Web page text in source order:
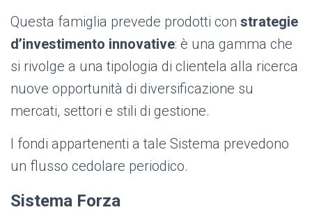
Questa famiglia prevede prodotti con strategie
d’investimento innovative: è una gamma che
si rivolge a una tipologia di clientela alla ricerca
nuove opportunità di diversificazione su
mercati, settori e stili di gestione.
I fondi appartenenti a tale Sistema prevedono
un flusso cedolare periodico.
Sistema Forza